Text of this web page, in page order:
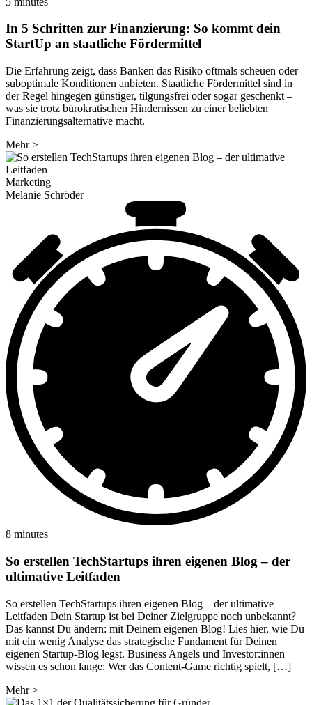
In 5 Schritten zur Finanzierung: So kommt dein
StartUp an staatliche Fördermittel
Die Erfahrung zeigt, dass Banken das Risiko oftmals scheuen oder
suboptimale Konditionen anbieten. Staatliche Fördermittel sind in
der Regel hingegen günstiger, tilgungsfrei oder sogar geschenkt –
was sie trotz bürokratischen Hindernissen zu einer beliebten
Finanzierungsalternative macht.
Mehr>
Marketing
Melanie Schröder
8 minutes
So erstellen TechStartups ihren eigenen Blog – der
ultimative Leitfaden
So erstellen TechStartups ihren eigenen Blog – der ultimative
Leitfaden Dein Startup ist bei Deiner Zielgruppe noch unbekannt?
Das kannst Du ändern: mit Deinem eigenen Blog! Lies hier, wie Du
mit ein wenig Analyse das strategische Fundament für Deinen
eigenen Startup-Blog legst. Business Angels und Investor:innen
wissen es schon lange: Wer das Content-Game richtig spielt, […]
Mehr>